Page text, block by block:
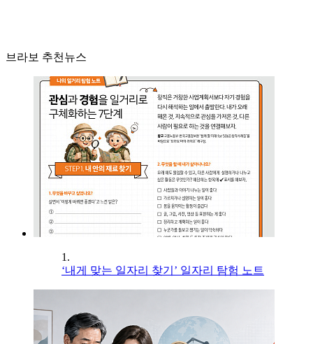
브라보 추천뉴스
1.
‘내게 맞는 일자리 찾기’ 일자리 탐험 노트